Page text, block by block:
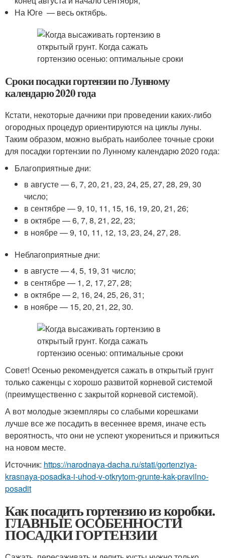
На Юге — весь октябрь.
Сроки посадки гортензии по Лунному
календарю 2020 года
Кстати, некоторые дачники при проведении каких-либо
огородных процедур ориентируются на циклы луны.
Таким образом, можно выбрать наиболее точные сроки
для посадки гортензии по Лунному календарю 2020 года:
Благоприятные дни:
в августе — 6, 7, 20, 21, 23, 24, 25, 27, 28, 29, 30
число;
в сентябре — 9, 10, 11, 15, 16, 19, 20, 21, 26;
в октябре — 6, 7, 8, 21, 22, 23;
в ноябре — 9, 10, 11, 12, 13, 23, 24, 27, 28.
Неблагоприятные дни:
в августе — 4, 5, 19, 31 число;
в сентябре — 1, 2, 17, 27, 28;
в октябре — 2, 16, 24, 25, 26, 31;
в ноябре — 15, 20, 21, 22, 30.
Совет! Осенью рекомендуется сажать в открытый грунт
только саженцы с хорошо развитой корневой системой
(преимущественно с закрытой корневой системой).
А вот молодые экземпляры со слабыми корешками
лучше все же посадить в весеннее время, иначе есть
вероятность, что они не успеют укорениться и прижиться
на новом месте.
Источник: https://narodnaya-dacha.ru/stati/gortenziya-
krasnaya-posadka-i-uhod-v-otkrytom-grunte-kak-pravilno-
posadit
Как посадить гортензию из коробки.
ГЛАВНЫЕ ОСОБЕННОСТИ
ПОСАДКИ ГОРТЕНЗИИ